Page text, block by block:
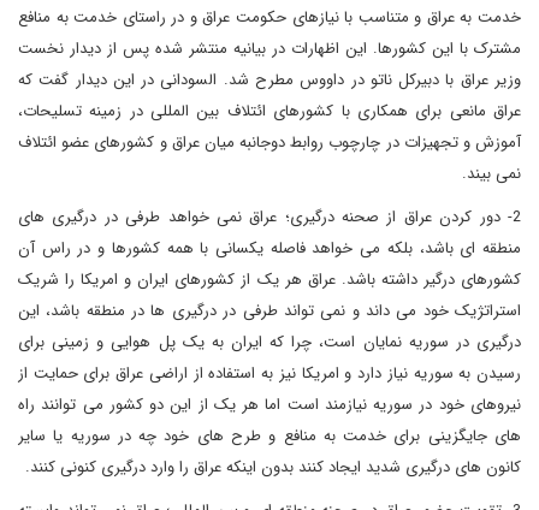
خدمت به عراق و متناسب با نیازهای حکومت عراق و در راستای خدمت به منافع
مشترک با این کشورها. این اظهارات در بیانیه منتشر شده پس از دیدار نخست
وزیر عراق با دبیرکل ناتو در داووس مطرح شد. السودانی در این دیدار گفت که
عراق مانعی برای همکاری با کشورهای ائتلاف بین المللی در زمینه تسلیحات،
آموزش و تجهیزات در چارچوب روابط دوجانبه میان عراق و کشورهای عضو ائتلاف
نمی بیند.
2- دور کردن عراق از صحنه درگیری؛ عراق نمی خواهد طرفی در درگیری های
منطقه ای باشد، بلکه می خواهد فاصله یکسانی با همه کشورها و در راس آن
کشورهای درگیر داشته باشد. عراق هر یک از کشورهای ایران و امریکا را شریک
استراتژیک خود می داند و نمی تواند طرفی در درگیری ها در منطقه باشد، این
درگیری در سوریه نمایان است، چرا که ایران به یک پل هوایی و زمینی برای
رسیدن به سوریه نیاز دارد و امریکا نیز به استفاده از اراضی عراق برای حمایت از
نیروهای خود در سوریه نیازمند است اما هر یک از این دو کشور می توانند راه
های جایگزینی برای خدمت به منافع و طرح های خود چه در سوریه یا سایر
کانون های درگیری شدید ایجاد کنند بدون اینکه عراق را وارد درگیری کنونی کنند.